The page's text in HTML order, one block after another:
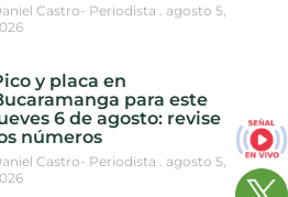
Castro- Periodista
agosto 5,
y placa en
para este
6 de agosto: revise
números
Castro- Periodista
agosto 5,